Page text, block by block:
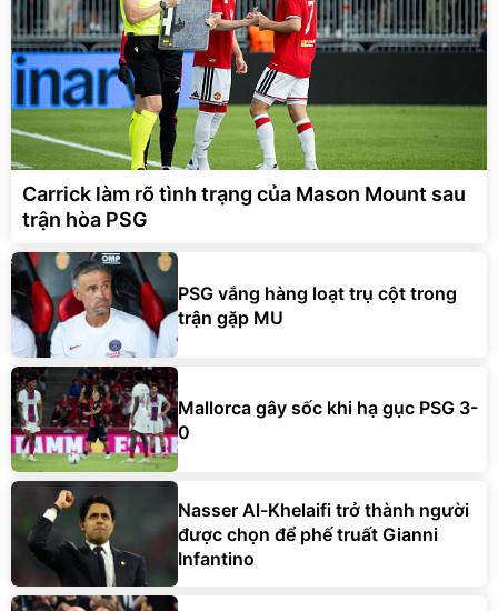
Carrick làm rõ tình trạng của Mason Mount sau
trận hòa PSG
PSG vắng hàng loạt trụ cột trong
trận gặp MU
Mallorca gây sốc khi hạ gục PSG 3-
0
Nasser Al-Khelaifi trở thành người
được chọn để phế truất Gianni
Infantino